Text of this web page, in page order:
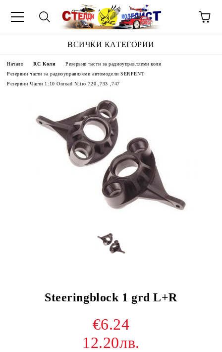
ВСИЧКИ КАТЕГОРИИ
Начало RC Коли
Резервни части за радиоуправляеми коли
Резервни части за радиоуправляеми автомодели SERPENT
Резервни Части 1:10 Onroad Nitro 720 ,733 ,747
Steeringblock 1 grd L+R
€6.24
12.20лв.